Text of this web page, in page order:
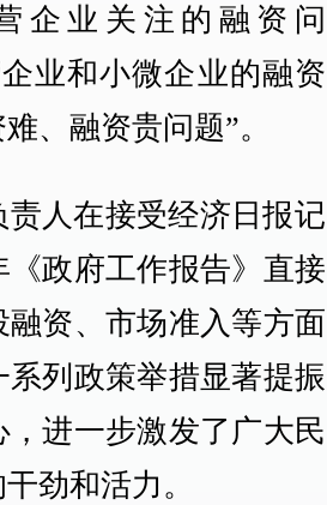
企业关注的融资问
业和小微企业的融资
、融资贵问题”。
人在接受经济日报记
政府工作报告》直接
资、市场准入等方面
列政策举措显著提振
进一步激发了广大民
劲和活力。